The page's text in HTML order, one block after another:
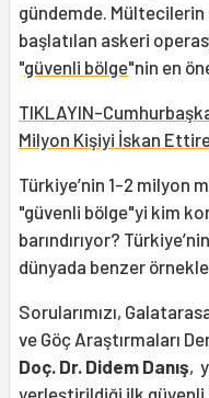
gündemde.
başlatılan askeri
"güvenli bölge"nin en
TIKLAYIN-
Milyon Kişiyi İskan
Türkiye’nin 1-2 milyon
"güvenli bölge"yi kim
barındırıyor?
dünyada benzer
Sorularımızı,
ve Göç Araştırmaları
Doç. Dr. Didem Danış,